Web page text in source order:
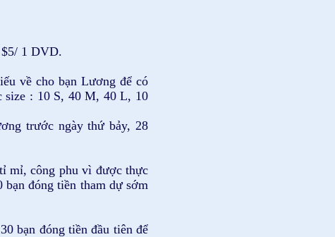
1 DVD.
về cho bạn Lương để có
size : 10 S, 40 M, 40 L, 10
trước ngày thứ bảy, 28
mỉ, công phu vì được thực
đóng tiền tham dự sớm
bạn đóng tiền đầu tiên để